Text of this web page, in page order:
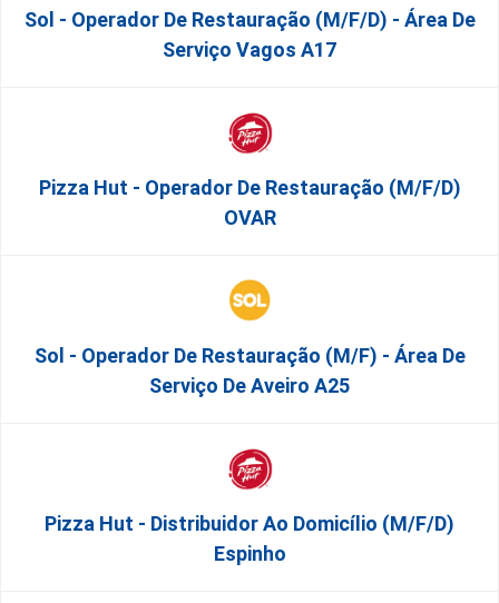
Sol - Operador De Restauração (m/f/d) - Área De
Serviço Vagos A17
Pizza Hut - Operador De Restauração (m/f/d)
OVAR
Sol - Operador De Restauração (m/f) - Área De
Serviço De Aveiro A25
Pizza Hut - Distribuidor Ao Domicílio (m/f/d)
Espinho